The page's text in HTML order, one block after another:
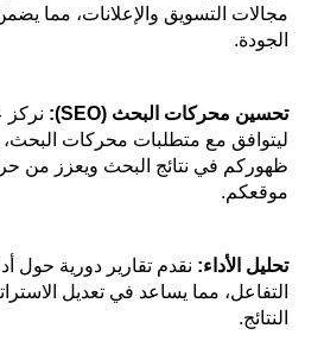
مجالات التسويق والإعلانات، مما
الجودة.
تحسين محركات البحث (SEO):
نركز
ليتوافق مع متطلبات محركات
ظهوركم في نتائج البحث ويعزز من
موقعكم.
تحليل الأداء: نقدم تقارير دورية حول
التفاعل، مما يساعد في تعديل
النتائج.